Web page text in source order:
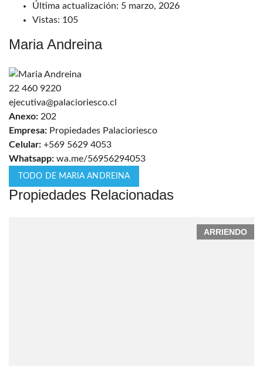
Última actualización: 5 marzo, 2026
Vistas: 105
Maria Andreina
22 460 9220
ejecutiva@palacioriesco.cl
Anexo: 202
Empresa: Propiedades Palacioriesco
Celular: +569 5629 4053
Whatsapp: wa.me/56956294053
TODO DE MARIA ANDREINA
Propiedades Relacionadas
ARRIENDO